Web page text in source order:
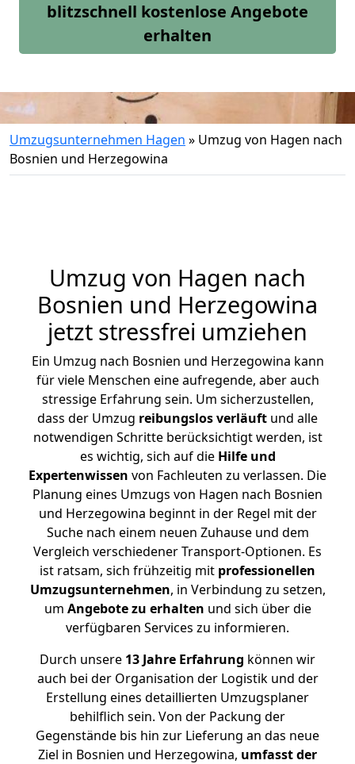
blitzschnell kostenlose Angebote
erhalten
Umzugsunternehmen Hagen » Umzug von Hagen nach
Bosnien und Herzegowina
Umzug von Hagen nach
Bosnien und Herzegowina
jetzt stressfrei umziehen
Ein Umzug nach Bosnien und Herzegowina kann
für viele Menschen eine aufregende, aber auch
stressige Erfahrung sein. Um sicherzustellen,
dass der Umzug reibungslosverläuft und alle
notwendigen Schritte berücksichtigt werden, ist
es wichtig, sich auf die Hilfe und
Expertenwissen von Fachleuten zu verlassen. Die
Planung eines Umzugs von Hagen nach Bosnien
und Herzegowina beginnt in der Regel mit der
Suche nach einem neuen Zuhause und dem
Vergleich verschiedener Transport-Optionen. Es
ist ratsam, sich frühzeitig mit professionellen
Umzugsunternehmen, in Verbindung zu setzen,
um Angebote zu erhalten und sich über die
verfügbaren Services zu informieren.
Durch unsere 13 Jahre Erfahrung können wir
auch bei der Organisation der Logistik und der
Erstellung eines detaillierten Umzugsplaner
behilflich sein. Von der Packung der
Gegenstände bis hin zur Lieferung an das neue
Ziel in Bosnien und Herzegowina, umfasst der